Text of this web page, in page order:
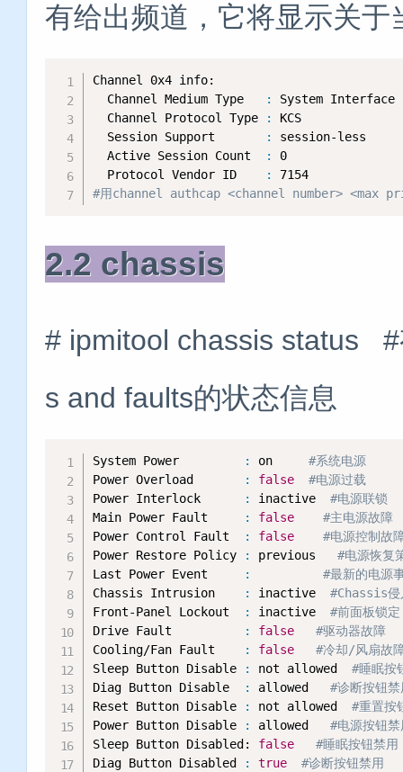
有给出频道，它将显示关
Channel 0x4 info:
  Channel Medium Type
:
System Interface
  Channel Protocol Type
:
KCS
  Session Support
:
session-less
  Active Session Count
:
0
  Protocol Vendor ID
:
#用channel authcap <channel number> <max
2.2 chassis
# ipmitool chassis status
s and faults的状态信息
System Power : on #系统电源
Power Overload
: false
#电源过载
Power Interlock
: inactive #电源联锁
Main Power Fault
: false
#主电源故障
Power Control Fault
: false
#电源控制故
Power Restore Policy
: previous #电源恢复
Last Power Event
:
#最新的电源
Chassis Intrusion
: inactive #Chassis侵
Front-Panel Lockout
: inactive #前面板锁定
Drive Fault
: false
#驱动器故障
Cooling/Fan Fault
: false
#冷却/风扇故
Sleep Button Disable
: not allowed #睡眠按
Diag Button Disable
: allowed #诊断按钮禁
Reset Button Disable
: not allowed #重置按
Power Button Disable
: allowed #电源按钮禁
Sleep Button Disabled: false
#睡眠按钮禁用
Diag Button Disabled
: true
#诊断按钮禁用